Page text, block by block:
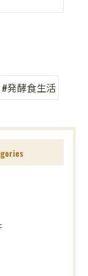
#発酵食生活